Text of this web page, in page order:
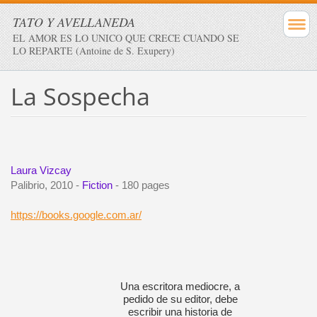
TATO Y AVELLANEDA
EL AMOR ES LO UNICO QUE CRECE CUANDO SE
LO REPARTE (Antoine de S. Exupery)
La Sospecha
Laura Vizcay
Palibrio, 2010 - Fiction- 180 pages
https://books.google.com.ar/
Una escritora mediocre, a
pedido de su editor, debe
escribir una historia de